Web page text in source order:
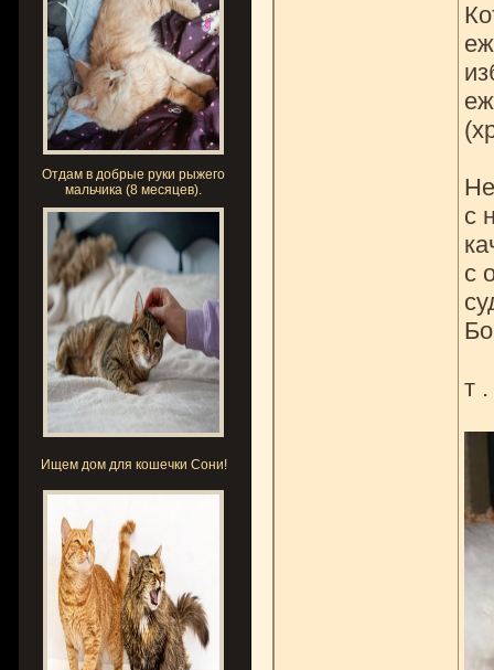
Отдам в добрые руки рыжего
мальчика (8 месяцев).
Ищем дом для кошечки Сони!
с
с
т